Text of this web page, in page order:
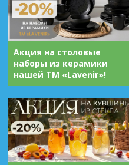
Акция на столовые
наборы из керамики
нашей ТМ «Lavenir»!